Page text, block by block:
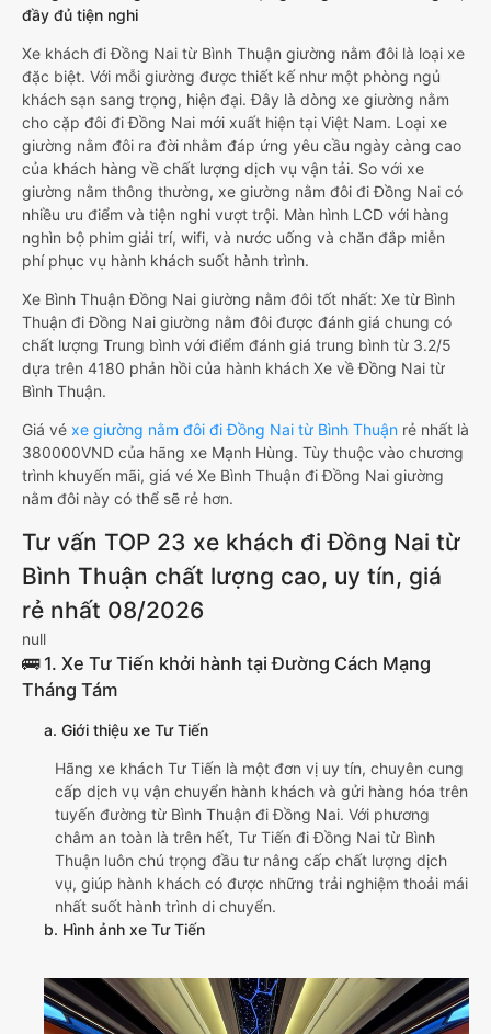
đầy đủ tiện nghi
Xe khách đi Đồng Nai từ Bình Thuận giường nằm đôi là loại xe
đặc biệt. Với mỗi giường được thiết kế như một phòng ngủ
khách sạn sang trọng, hiện đại. Đây là dòng xe giường nằm
cho cặp đôi đi Đồng Nai mới xuất hiện tại Việt Nam. Loại xe
giường nằm đôi ra đời nhằm đáp ứng yêu cầu ngày càng cao
của khách hàng về chất lượng dịch vụ vận tải. So với xe
giường nằm thông thường, xe giường nằm đôi đi Đồng Nai có
nhiều ưu điểm và tiện nghi vượt trội. Màn hình LCD với hàng
nghìn bộ phim giải trí, wifi, và nước uống và chăn đắp miễn
phí phục vụ hành khách suốt hành trình.
Xe Bình Thuận Đồng Nai giường nằm đôi tốt nhất: Xe từ Bình
Thuận đi Đồng Nai giường nằm đôi được đánh giá chung có
chất lượng Trung bình với điểm đánh giá trung bình từ 3.2/5
dựa trên 4180 phản hồi của hành khách Xe về Đồng Nai từ
Bình Thuận.
Giá vé xe giường nằm đôi đi Đồng Nai từ Bình Thuận rẻ nhất là
380000VND của hãng xe Mạnh Hùng. Tùy thuộc vào chương
trình khuyến mãi, giá vé Xe Bình Thuận đi Đồng Nai giường
nằm đôi này có thể sẽ rẻ hơn.
Tư vấn TOP 23 xe khách đi Đồng Nai từ
Bình Thuận chất lượng cao, uy tín, giá
rẻ nhất 08/2026
null
🚌 1. Xe Tư Tiến khởi hành tại Đường Cách Mạng
Tháng Tám
a. Giới thiệu xe Tư Tiến
Hãng xe khách Tư Tiến là một đơn vị uy tín, chuyên cung
cấp dịch vụ vận chuyển hành khách và gửi hàng hóa trên
tuyến đường từ Bình Thuận đi Đồng Nai. Với phương
châm an toàn là trên hết, Tư Tiến đi Đồng Nai từ Bình
Thuận luôn chú trọng đầu tư nâng cấp chất lượng dịch
vụ, giúp hành khách có được những trải nghiệm thoải mái
nhất suốt hành trình di chuyển.
b. Hình ảnh xe Tư Tiến